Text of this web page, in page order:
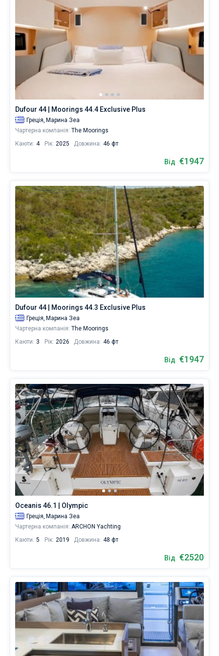
Dufour 44 | Moorings 44.4 Exclusive Plus
Греція, Марина Зеа
Чартерна компанія: The Moorings
Каюти: 4 Рік: 2025 Довжина: 46 фт
Від €1947
Dufour 44 | Moorings 44.3 Exclusive Plus
Греція, Марина Зеа
Чартерна компанія: The Moorings
Каюти: 3 Рік: 2026 Довжина: 46 фт
Від €1947
Oceanis 46.1 | Olympic
Греція, Марина Зеа
Чартерна компанія: ARCHON Yachting
Каюти: 5 Рік: 2019 Довжина: 48 фт
Від €2520